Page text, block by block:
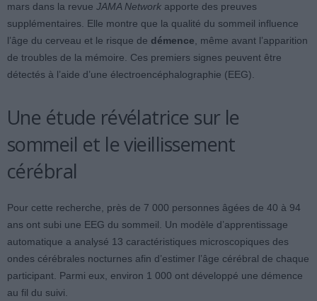
mars dans la revue JAMA Network apporte des preuves
supplémentaires. Elle montre que la qualité du sommeil influence
l’âge du cerveau et le risque de démence , même avant l’apparition
de troubles de la mémoire. Ces premiers signes peuvent être
détectés à l’aide d’une électroencéphalographie (EEG).
Une étude révélatrice sur le
sommeil et le vieillissement
cérébral
Pour cette recherche, près de 7 000 personnes âgées de 40 à 94
ans ont subi une EEG du sommeil. Un modèle d’apprentissage
automatique a analysé 13 caractéristiques microscopiques des
ondes cérébrales nocturnes afin d’estimer l’âge cérébral de chaque
participant. Parmi eux, environ 1 000 ont développé une démence
au fil du suivi.